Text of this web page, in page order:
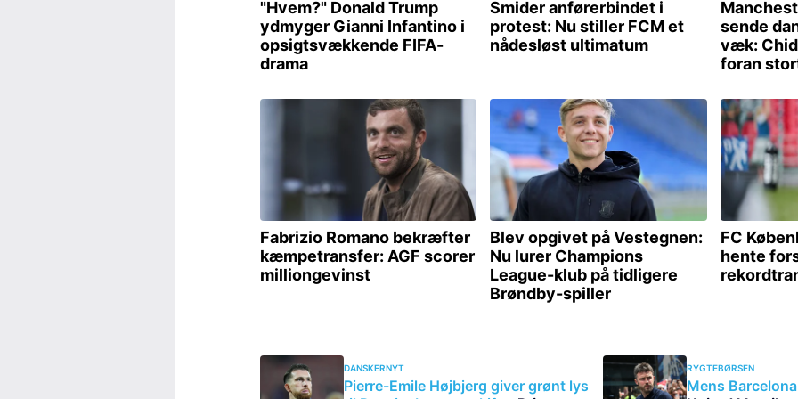
DANSKERNYT
Pierre-Emile Højbjerg giver grønt lys
RYGTEBØRSEN
Mens